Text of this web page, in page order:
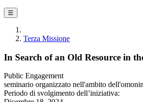
☰
Terza Missione
In Search of an Old Resource in
Public Engagement
seminario organizzato nell'ambito
Periodo di svolgimento dell’iniziativa: